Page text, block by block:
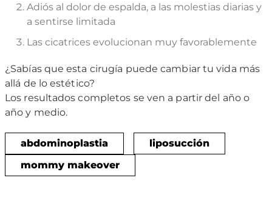
Adiós al dolor de espalda, a las molestias diarias y
a sentirse limitada
Las cicatrices evolucionan muy favorablemente
¿Sabías que esta cirugía puede cambiar tu vida más
allá de lo estético?
Los resultados completos se ven a partir del año o
año y medio.
abdominoplastia
liposucción
mommy makeover